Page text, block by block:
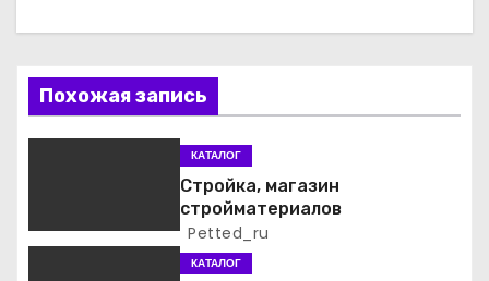
и
о
Похожая запись
КАТАЛОГ
Стройка, магазин
стройматериалов
Petted_ru
КАТАЛОГ